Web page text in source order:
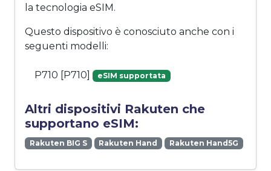
la tecnologia eSIM.
Questo dispositivo è conosciuto anche con i
seguenti modelli:
P710 [P710] eSIM supportata
Altri dispositivi Rakuten che
supportano eSIM:
Rakuten BIG S Rakuten Hand Rakuten Hand5G